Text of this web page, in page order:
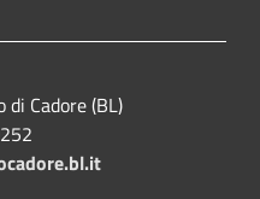
Cadore (BL)